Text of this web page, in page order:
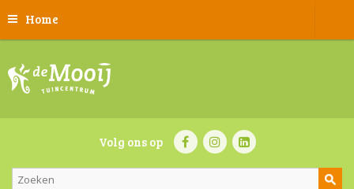
Home
Volg ons op